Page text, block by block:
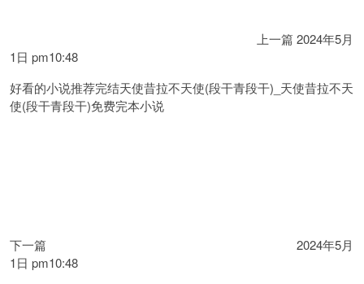
上一篇 2024年5月
1日 pm10:48
好看的小说推荐完结天使昔拉不天使(段干青段干)_天使昔拉不天
使(段干青段干)免费完本小说
下一篇
2024年5月
1日 pm10:48